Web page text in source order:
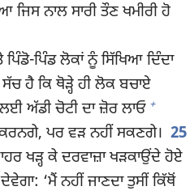
ਜਿਸ ਨਾਲ ਸਾਰੀ ਤੌਣ ਖਮੀਰੀ ਹੋ
ਪਿੰਡ ਲੋਕਾਂ ਨੂੰ ਸਿੱਖਿਆ ਦਿੰਦਾ
ਹੈ ਕਿ ਥੋੜ੍ਹੇ ਹੀ ਲੋਕ ਬਚਾਏ
ਅੱਡੀ ਚੋਟੀ ਦਾ ਜ਼ੋਰ ਲਾਓ +
ਪਰ ਵੜ ਨਹੀਂ ਸਕਣਗੇ। 25
ਖੜ੍ਹ ਕੇ ਦਰਵਾਜ਼ਾ ਖੜਕਾਉਂਦੇ ਹੋਏ
‘ਮੈਂ ਨਹੀਂ ਜਾਣਦਾ ਤੁਸੀਂ ਕਿੱਥੋਂ